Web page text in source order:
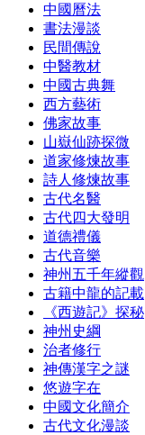
中國曆法
書法漫談
民間傳說
中醫教材
中國古典舞
西方藝術
佛家故事
山嶽仙跡探微
道家修煉故事
詩人修煉故事
古代名醫
古代四大發明
道德禮儀
古代音樂
神州五千年縱觀
古籍中龍的記載
《西遊記》探秘
神州史綱
治者修行
神傳漢字之謎
悠遊字在
中國文化簡介
古代文化漫談